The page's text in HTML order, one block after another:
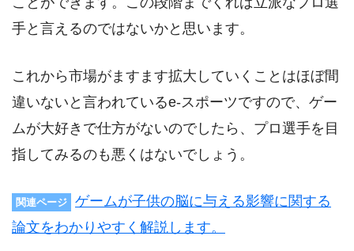
手と言えるのではないかと思います。
これから市場がますます拡大していくことはほぼ間
違いないと言われているe-スポーツですので、ゲー
ムが大好きで仕方がないのでしたら、プロ選手を目
指してみるのも悪くはないでしょう。
関連ページ
ゲームが子供の脳に与える影響に関する
論文をわかりやすく解説します。